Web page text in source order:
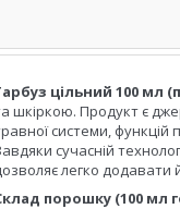
цільний 100 мл
шкіркою. Продукт є
системи,
сучасній
легко додавати
порошку (100 мл